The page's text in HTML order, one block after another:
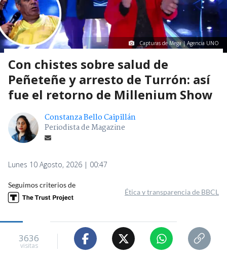
Capturas de Mega | Agencia UNO
Con chistes sobre salud de
Peñeteñe y arresto de Turrón: así
fue el retorno de Millenium Show
Constanza Bello Caipillán
Periodista de Magazine
Lunes 10 Agosto, 2026 | 00:47
Seguimos criterios de
Ética y transparencia de BBCL
3636
visitas